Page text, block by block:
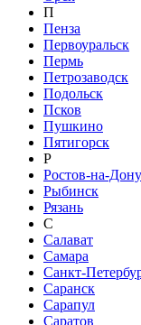
П
Пенза
Первоуральск
Пермь
Петрозаводск
Подольск
Псков
Пушкино
Пятигорск
Р
Ростов-на-Дону
Рыбинск
Рязань
С
Салават
Самара
Санкт-
Саранск
Сарапул
Саратов